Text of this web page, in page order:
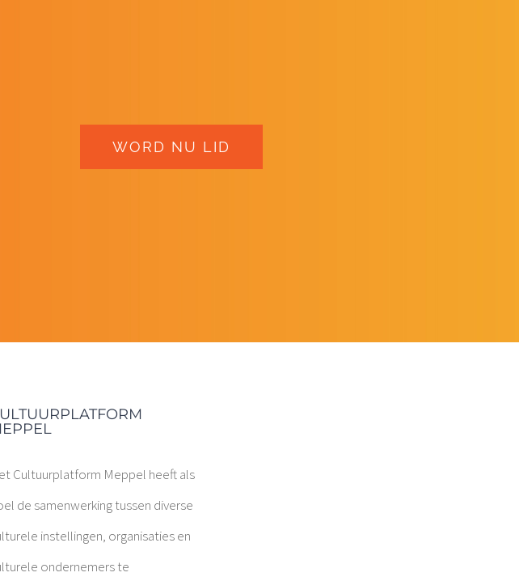
WORD NU LID
Cultuurplatform Meppel heeft als
de samenwerking tussen diverse
instellingen, organisaties en
ondernemers te